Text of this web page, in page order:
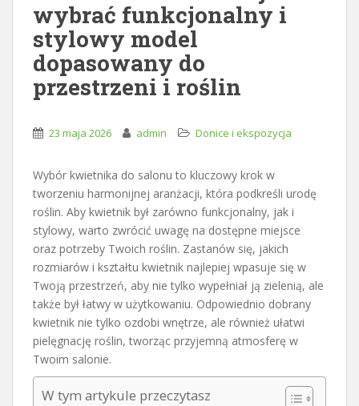
wybrać funkcjonalny i
stylowy model
dopasowany do
przestrzeni i roślin
23 maja 2026 admin Donice i ekspozycja
Wybór kwietnika do salonu to kluczowy krok w
tworzeniu harmonijnej aranżacji, która podkreśli urodę
roślin. Aby kwietnik był zarówno funkcjonalny, jak i
stylowy, warto zwrócić uwagę na dostępne miejsce
oraz potrzeby Twoich roślin. Zastanów się, jakich
rozmiarów i kształtu kwietnik najlepiej wpasuje się w
Twoją przestrzeń, aby nie tylko wypełniał ją zielenią, ale
także był łatwy w użytkowaniu. Odpowiednio dobrany
kwietnik nie tylko ozdobi wnętrze, ale również ułatwi
pielęgnację roślin, tworząc przyjemną atmosferę w
Twoim salonie.
W tym artykule przeczytasz